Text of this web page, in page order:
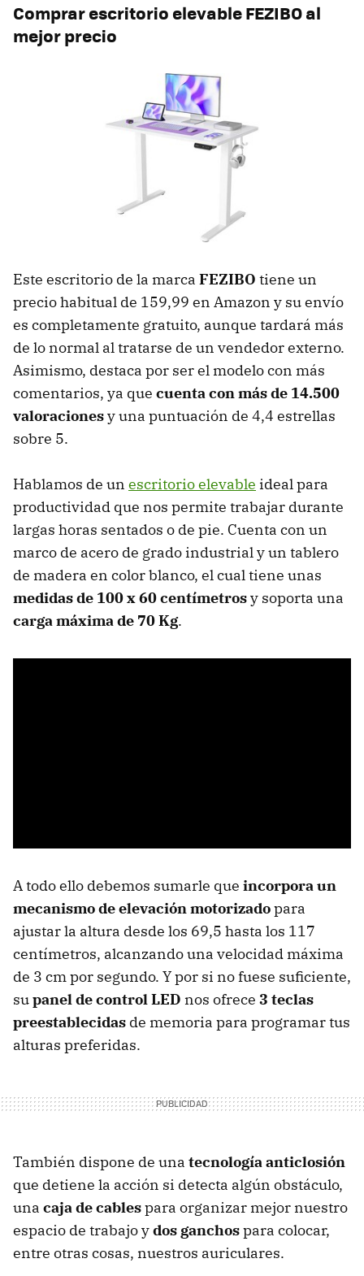
Comprar escritorio elevable FEZIBO al
mejor precio
Este escritorio de la marca FEZIBO tiene un
precio habitual de 159,99 en Amazon y su envío
es completamente gratuito, aunque tardará más
de lo normal al tratarse de un vendedor externo.
Asimismo, destaca por ser el modelo con más
comentarios, ya que cuenta con más de 14.500
valoracionesy una puntuación de 4,4 estrellas
sobre 5.
Hablamos de un escritorio elevable ideal para
productividad que nos permite trabajar durante
largas horas sentados o de pie. Cuenta con un
marco de acero de grado industrial y un tablero
de madera en color blanco, el cual tiene unas
medidas de 100 x 60 centímetrosy soporta una
carga máxima de 70 Kg.
A todo ello debemos sumarle que incorpora un
mecanismo de elevación motorizadopara
ajustar la altura desde los 69,5 hasta los 117
centímetros, alcanzando una velocidad máxima
de 3 cm por segundo. Y por si no fuese suficiente,
supanel de control LED nos ofrece 3 teclas
preestablecidas de memoria para programar tus
alturas preferidas.
También dispone de una tecnología anticlosión
que detiene la acción si detecta algún obstáculo,
una caja de cablespara organizar mejor nuestro
espacio de trabajo ydos ganchospara colocar,
entre otras cosas, nuestros auriculares.